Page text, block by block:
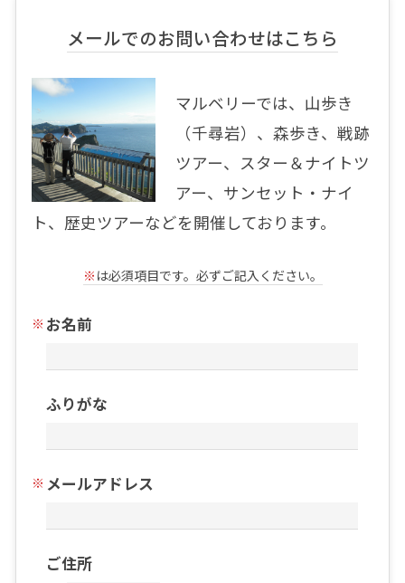
メールでのお問い合わせはこちら
マルベリーでは、山歩き
（千尋岩）、森歩き、戦跡
ツアー、スター＆ナイトツ
アー、サンセット・ナイ
ト、歴史ツアーなどを開催しております。
※ は必須項目です。必ずご記入ください。
お名前
ふりがな
メールアドレス
ご住所